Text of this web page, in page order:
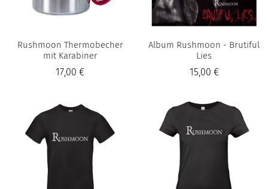
Rushmoon Thermobecher
mit Karabiner
17,00 €
Album Rushmoon - Brutiful
Lies
15,00 €